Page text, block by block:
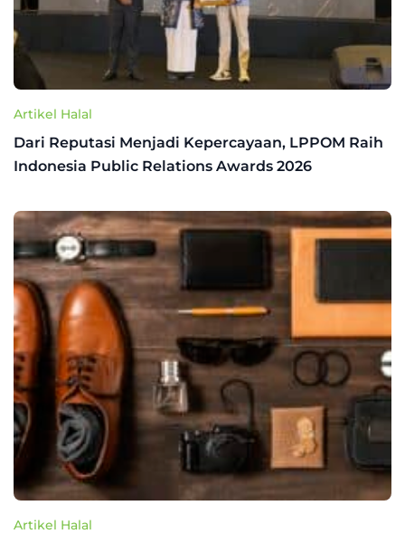
Artikel Halal
Dari Reputasi Menjadi Kepercayaan, LPPOM Raih
Indonesia Public Relations Awards 2026
Artikel Halal